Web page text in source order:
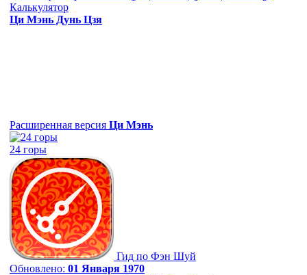
Калькулятор
Ци Мэнь Дунь Цзя
Расширенная версия Ци Мэнь
24 горы
Гид по Фэн Шуй
Обновлено: 01 Января 1970